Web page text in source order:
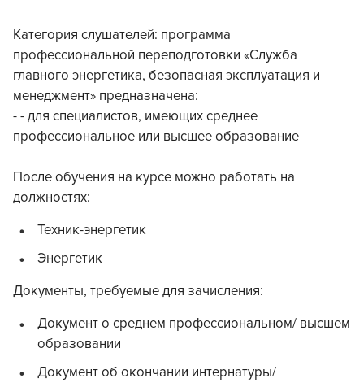
Категория слушателей: программа
профессиональной переподготовки «Служба
главного энергетика, безопасная эксплуатация и
менеджмент» предназначена:
- - для специалистов, имеющих среднее
профессиональное или высшее образование
После обучения на курсе можно работать на
должностях:
Техник-энергетик
Энергетик
Документы, требуемые для зачисления:
Документ о среднем профессиональном/ высшем
образовании
Документ об окончании интернатуры/